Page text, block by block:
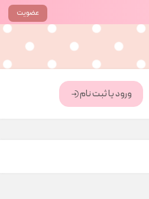
عضویت
ورود یا ثبت نام